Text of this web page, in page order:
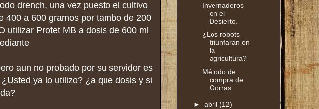
drench, una vez puesto el cultivo
400 a 600 gramos por tambo de 200
utilizar Protet MB a dosis de 600 ml
aun no probado por su servidor es
ya lo utilizo? ¿a que dosis y si
Invernaderos
en el
Desierto.
¿Los robots
triunfaran en
la
agricultura?
Método de
compra de
Gorras.
► abril (12)